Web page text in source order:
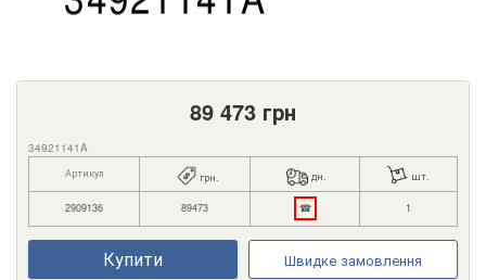
89 473 грн
34921141A
Артикул грн. дн. шт.
2909136 89473 ☎ 1
Купити Швидке замовлення